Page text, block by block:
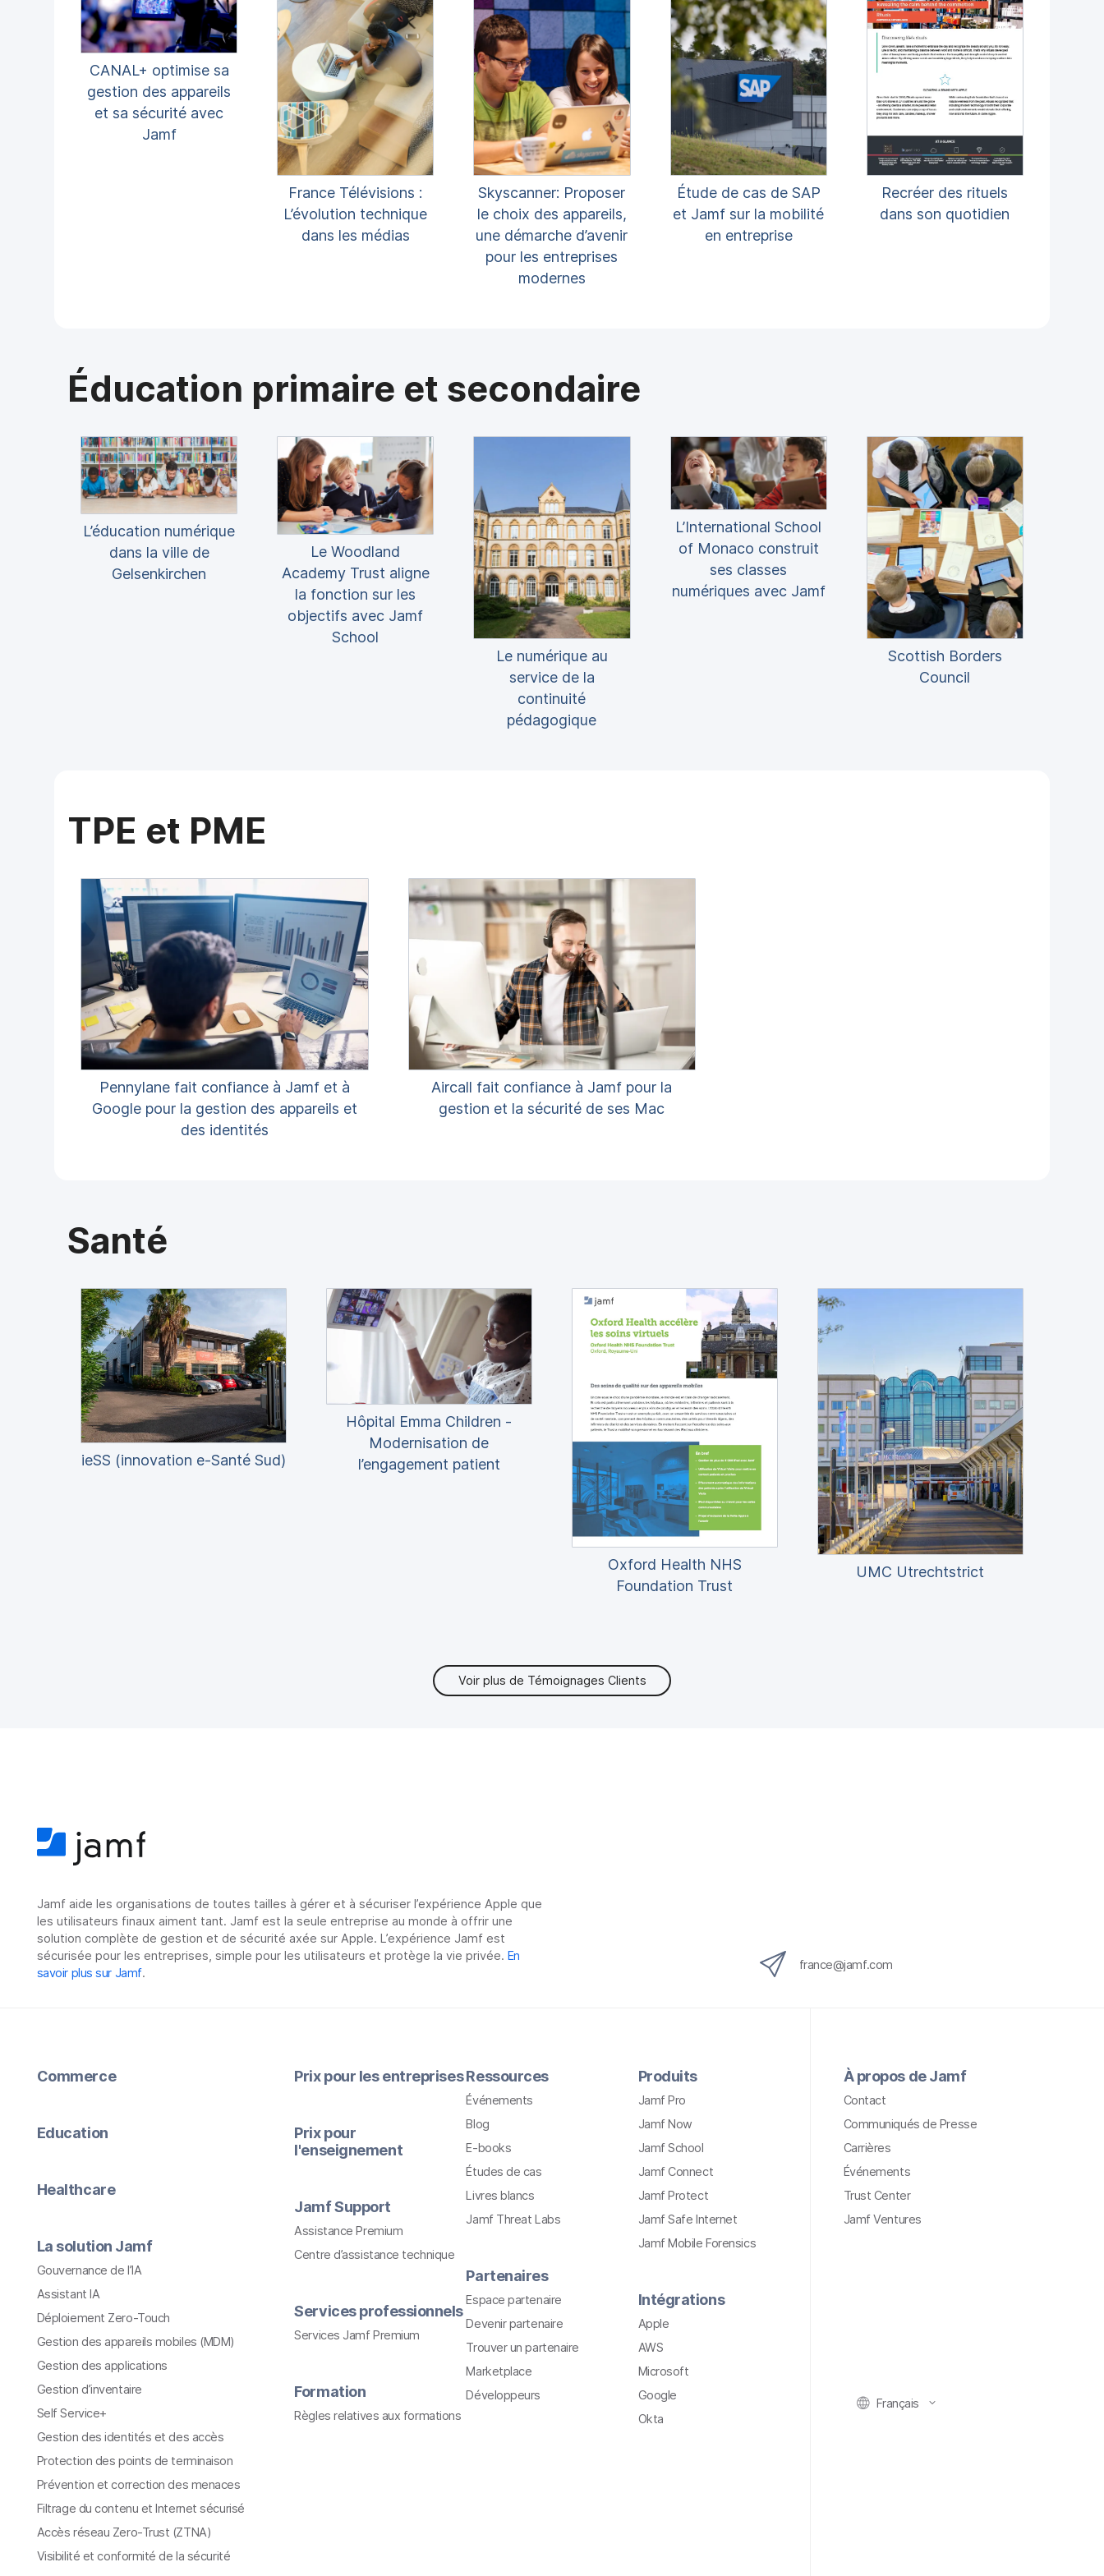
CANAL+ optimise sa
gestion des appareils
et sa sécurité avec
Jamf
France Télévisions :
L’évolution technique
dans les médias
Skyscanner: Proposer
le choix des appareils,
une démarche d’avenir
pour les entreprises
modernes
Étude de cas de SAP
et Jamf sur la mobilité
en entreprise
Recréer des rituels
dans son quotidien
Éducation primaire et secondaire
L’éducation numérique
dans la ville de
Gelsenkirchen
Le Woodland
Academy Trust aligne
la fonction sur les
objectifs avec Jamf
School
Le numérique au
service de la
continuité
pédagogique
L’International School
of Monaco construit
ses classes
numériques avec Jamf
Scottish Borders
Council
TPE et PME
Pennylane fait confiance à Jamf et à
Google pour la gestion des appareils et
des identités
Aircall fait confiance à Jamf pour la
gestion et la sécurité de ses Mac
Santé
ieSS (innovation e-Santé Sud)
Hôpital Emma Children -
Modernisation de
l’engagement patient
Oxford Health NHS
Foundation Trust
UMC Utrechtstrict
Voir plus de Témoignages Clients
Jamf aide les organisations de toutes tailles à gérer et à sécuriser l’expérience Apple que
les utilisateurs finaux aiment tant. Jamf est la seule entreprise au monde à offrir une
solution complète de gestion et de sécurité axée sur Apple. L’expérience Jamf est
sécurisée pour les entreprises, simple pour les utilisateurs et protège la vie privée. En
savoir plus sur Jamf.
france@jamf.com
Commerce
Education
Healthcare
La solution Jamf
Gouvernance de l’IA
Assistant IA
Déploiement Zero-Touch
Gestion des appareils mobiles (MDM)
Gestion des applications
Gestion d’inventaire
Self Service+
Gestion des identités et des accès
Protection des points de terminaison
Prévention et correction des menaces
Filtrage du contenu et Internet sécurisé
Accès réseau Zero-Trust (ZTNA)
Visibilité et conformité de la sécurité
Prix pour les entreprises
Prix pour
l'enseignement
Jamf Support
Assistance Premium
Centre d’assistance technique
Services professionnels
Services Jamf Premium
Formation
Règles relatives aux formations
Ressources
Événements
Blog
E-books
Études de cas
Livres blancs
Jamf Threat Labs
Partenaires
Espace partenaire
Devenir partenaire
Trouver un partenaire
Marketplace
Développeurs
Produits
Jamf Pro
Jamf Now
Jamf School
Jamf Connect
Jamf Protect
Jamf Safe Internet
Jamf Mobile Forensics
Intégrations
Apple
AWS
Microsoft
Google
Okta
À propos de Jamf
Contact
Communiqués de Presse
Carrières
Événements
Trust Center
Jamf Ventures
Français